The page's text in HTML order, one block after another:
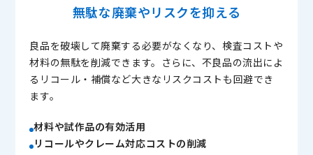
無駄な廃棄やリスクを抑える
良品を破壊して廃棄する必要がなくなり、検査コストや
材料の無駄を削減できます。さらに、不良品の流出によ
るリコール・補償など大きなリスクコストも回避でき
ます。
材料や試作品の有効活用
リコールやクレーム対応コストの削減